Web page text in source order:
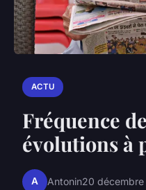
ACTU
Fréquence
évolutions à
A Antonin20